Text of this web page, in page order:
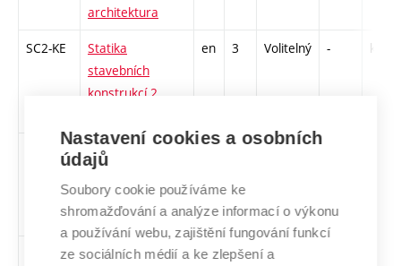
architektura
SC2-KE
Statika
stavebních
konstrukcí 2
en 3 Volitelný - kl
TVK-TE Tvorba krajiny
URK-TE
Urbanistická
en 1 Volitelný
Nastavení cookies a osobních
údajů
Soubory cookie používáme ke
shromažďování a analýze informací o výkonu
a používání webu, zajištění fungování funkcí
ze sociálních médií a ke zlepšení a